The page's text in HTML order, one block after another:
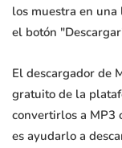
los muestra en
el botón
El descargador de
gratuito de la
convertirlos a MP3
es ayudarlo a